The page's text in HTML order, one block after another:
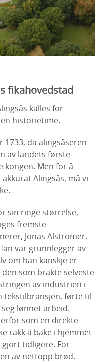
fikahovedstad
kalles for
historietime.
da alingsåseren
av landets første
kongen. Men for å
Alingsås, må vi
sin ringe størrelse,
fremste
Jonas Alströmer,
var grunnlegger av
om han kanskje er
som brakte selveste
av industrien i
tekstilbransjen, førte til
lønnet arbeid.
som en direkte
rakk å bake i hjemmet
gjort tidligere. For
av nettopp brød.